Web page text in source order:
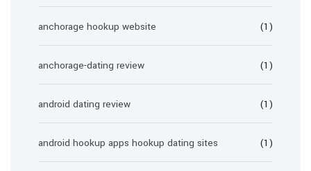
anchorage hookup website (1)
anchorage-dating review (1)
android dating review (1)
android hookup apps hookup dating sites (1)